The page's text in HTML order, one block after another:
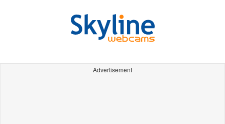
Advertisement